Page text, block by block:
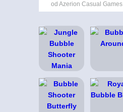
od Azerion Casual Games